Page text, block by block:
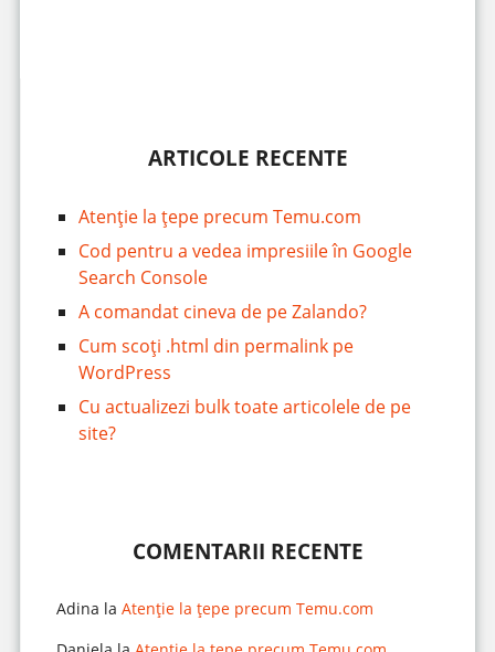
ARTICOLE RECENTE
Atenție la țepe precum Temu.com
Cod pentru a vedea impresiile în Google
Search Console
A comandat cineva de pe Zalando?
Cum scoți .html din permalink pe
WordPress
Cu actualizezi bulk toate articolele de pe
site?
COMENTARII RECENTE
Adina la Atenție la țepe precum Temu.com